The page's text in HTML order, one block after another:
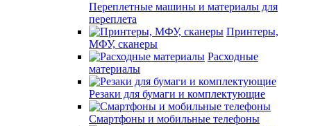
Переплетные машины и материалы для
переплета
Принтеры,
МФУ, сканеры
Расходные
материалы
Резаки для бумаги и комплектующие
Смартфоны и мобильные телефоны